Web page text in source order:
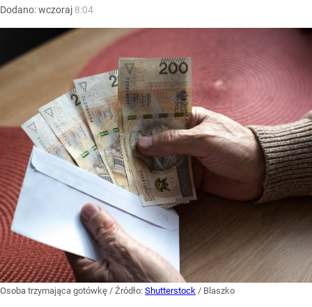
Dodano:wczoraj 8:04
Osoba trzymająca gotówkę / Źródło: Shutterstock / Blaszko